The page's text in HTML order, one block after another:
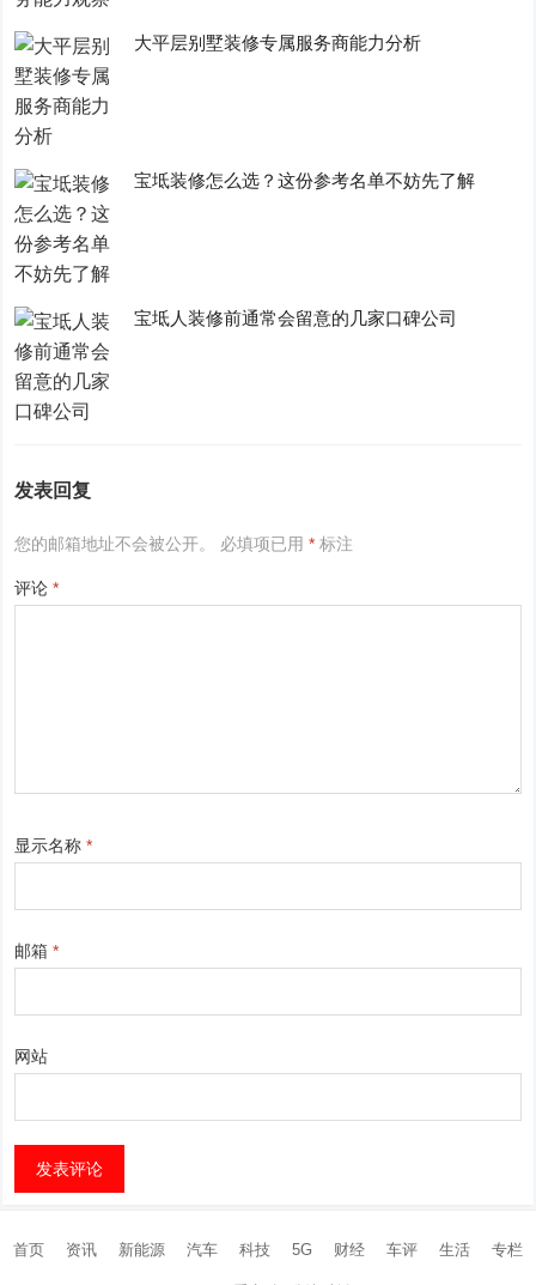
大平层别墅装修专属服务商能力分析
宝坻装修怎么选？这份参考名单不妨先了解
宝坻人装修前通常会留意的几家口碑公司
发表回复
您的邮箱地址不会被公开。 必填项已用* 标注
评论*
显示名称*
邮箱*
网站
首页 资讯 新能源 汽车 科技 5G 财经 车评 生活 专栏